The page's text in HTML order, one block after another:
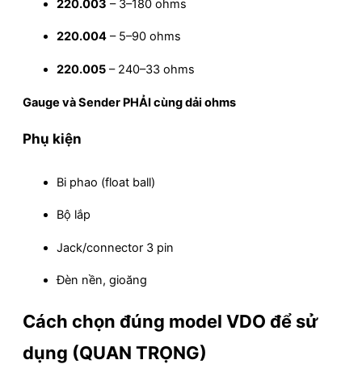
220.003 – 3–180 ohms
220.004 – 5–90 ohms
220.005 – 240–33 ohms
Gauge và Sender PHẢI cùng dải ohms
Phụ kiện
Bi phao (float ball)
Bộ lắp
Jack/connector 3 pin
Đèn nền, gioăng
Cách chọn đúng model VDO để sử
dụng (QUAN TRỌNG)